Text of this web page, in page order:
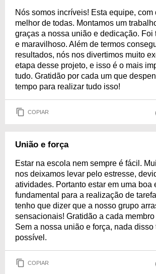
Nós somos incríveis! Esta equipe, com
melhor de todas. Montamos um
graças a nossa união e dedicação. Foi
e maravilhoso. Além de termos
resultados, nós nos divertimos muito
etapa desse projeto, e isso é o mais
tudo. Gratidão por cada um que
tempo para realizar tudo isso!
COPIAR
União e força
Estar na escola nem sempre é fácil.
nos deixamos levar pelo estresse,
atividades. Portanto estar em uma boa
fundamental para a realização de
tenho que dizer que a nosso grupo
sensacionais! Gratidão a cada
Sem a nossa união e força, nada disso
possível.
COPIAR